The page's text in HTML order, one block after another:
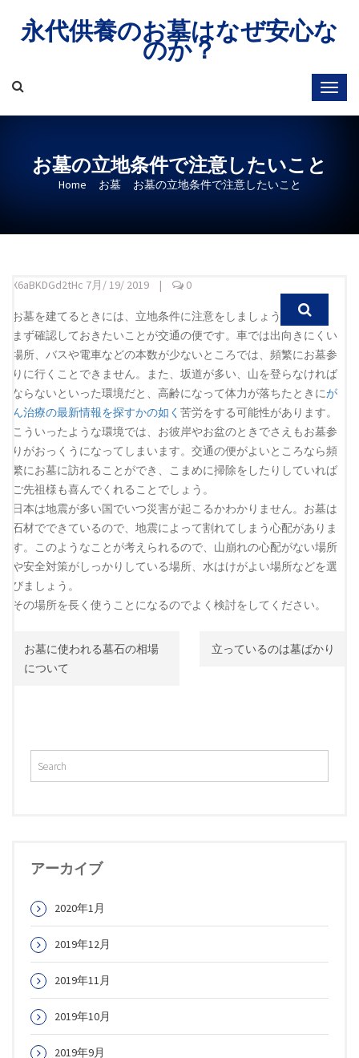
content
永代供養のお墓はなぜ安心な
のか？
お墓の立地条件で注意したいこと
Home お墓 お墓の立地条件で注意したいこと
X6aBKDGd2tHc 7月/ 19/ 2019 | 0
お墓を建てるときには、立地条件に注意をしましょう。
まず確認しておきたいことが交通の便です。車では出向きにくい
場所、バスや電車などの本数が少ないところでは、頻繁にお墓参
りに行くことできません。また、坂道が多い、山を登らなければ
ならないといった環境だと、高齢になって体力が落ちたときにが
ん治療の最新情報を探すかの如く 苦労をする可能性があります。
こういったような環境では、お彼岸やお盆のときでさえもお墓参
りがおっくうになってしまいます。交通の便がよいところなら頻
繁にお墓に訪れることができ、こまめに掃除をしたりしていれば
ご先祖様も喜んでくれることでしょう。
日本は地震が多い国でいつ災害が起こるかわかりません。お墓は
石材でできているので、地震によって割れてしまう心配がありま
す。このようなことが考えられるので、山崩れの心配がない場所
や安全対策がしっかりしている場所、水はけがよい場所などを選
びましょう。
その場所を長く使うことになるのでよく検討をしてください。
投
稿
ナ
シ
ョ
お墓に使われる墓石の相場
について
立っているのは墓ばかり
アーカイブ
2020年1月
2019年12月
2019年11月
2019年10月
2019年9月